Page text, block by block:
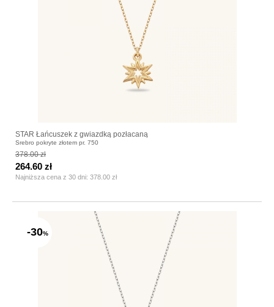
STAR Łańcuszek z gwiazdką pozłacaną
Srebro pokryte złotem pr. 750
378.00 zł
Najniższa cena z 30 dni: 378.00 zł
264.60 zł
-30%